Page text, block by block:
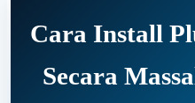
Cara Install
Secara